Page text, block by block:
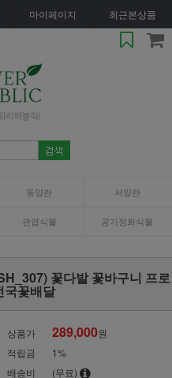
마이페이지 최근본상품
동양란 서양란
관엽식물 공기정화식물
꽃다발 꽃바구니 프로
국꽃배달
상품가 289,000원
적립금
1%
배송비
(무료)